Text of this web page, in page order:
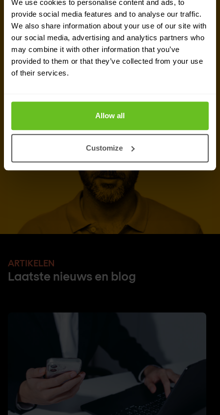
We use cookies to personalise content and ads, to
provide social media features and to analyse our traffic.
We also share information about your use of our site with
our social media, advertising and analytics partners who
may combine it with other information that you’ve
provided to them or that they’ve collected from your use
of their services.
Allow all
Customize
aanbieders te vergelijken of om van gedachten te
wisselen over jouw komende IT-projecten. Wij zijn
er om jou te helpen.
Contact met expert
ARTIKELEN
Laatste nieuws en blog